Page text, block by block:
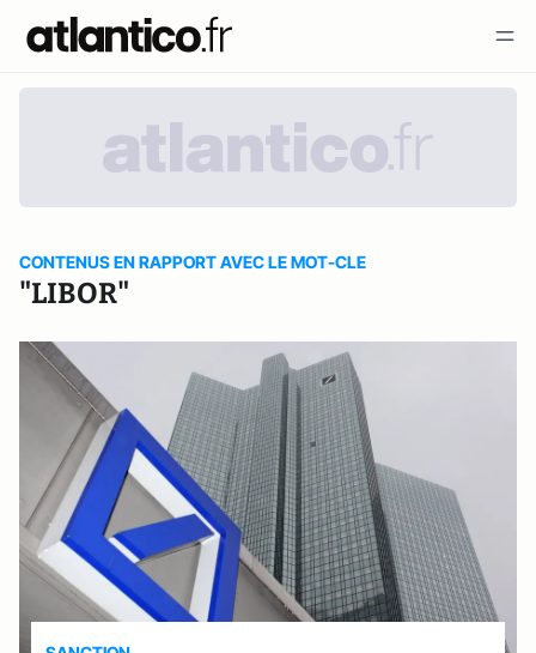
CONTENUS EN RAPPORT AVEC LE MOT-CLE
"LIBOR"